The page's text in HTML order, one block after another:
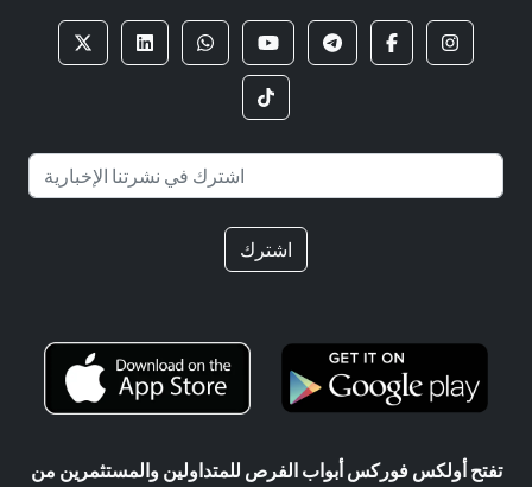
اشترك
تفتح أولكس فوركس أبواب الفرص للمتداولين والمستثمرين من